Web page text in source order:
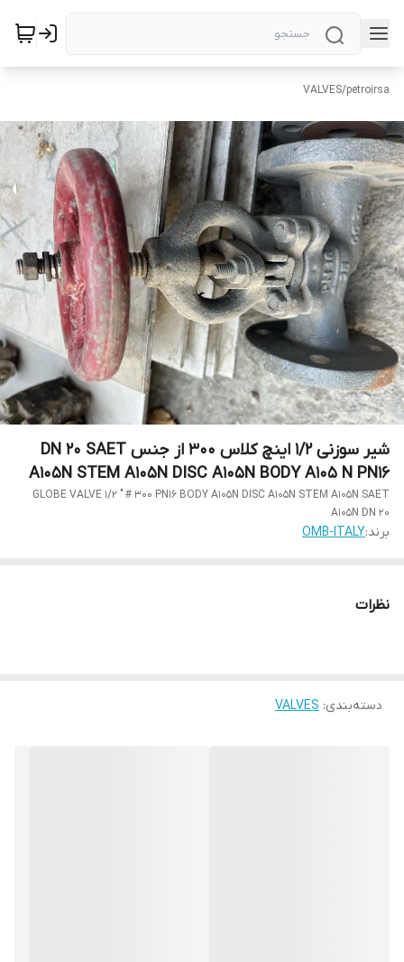
petroirsa
/
VALVES
شیر سوزنی 1/2 اینچ کلاس 300 از جنس DN 20 SAET
A105N STEM A105N DISC A105N BODY A105 N PN16
GLOBE VALVE 1/2 " # 300 PN16 BODY A105N DISC A105N STEM A105N SAET
A105N DN 20
برند:OMB-ITALY
نظرات
دسته‌بندی:
VALVES